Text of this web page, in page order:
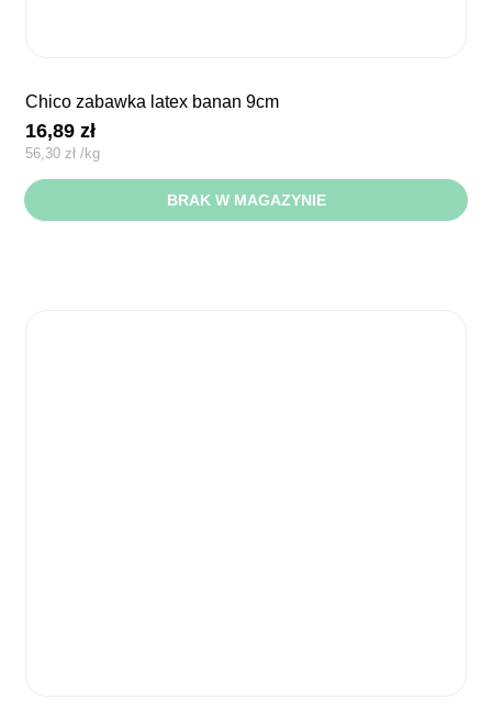
chico zabawka latex banan 9cm
16,89zł
56,30zł /kg
BRAK W MAGAZYNIE